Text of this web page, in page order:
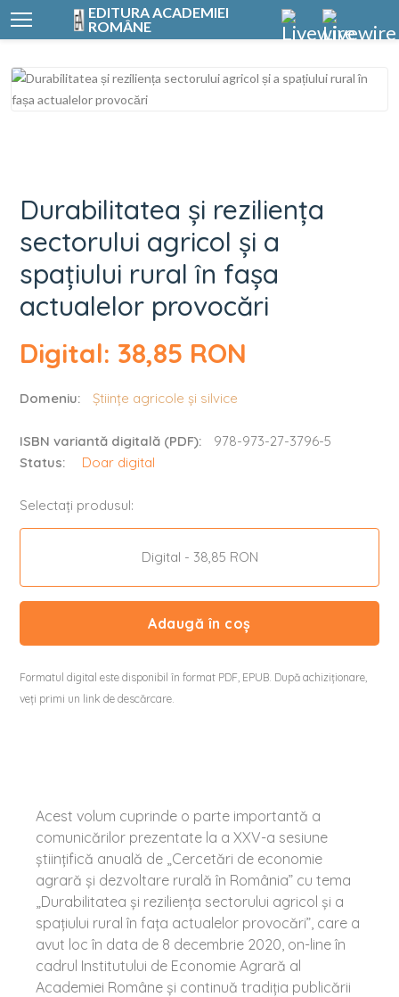
EDITURA ACADEMIEI
ROMÂNE
Durabilitatea și
Durabilitatea și reziliența
sectorului agricol și a
spațiului rural în fașa
actualelor provocări
Digital: 38,85 RON
Domeniu: Științe agricole și silvice
ISBN variantă digitală (PDF):
978-973-27-3796-5
Status:
Doar digital
Selectați produsul:
Digital - 38,85 RON
Adaugă în coș
Formatul digital este disponibil în format PDF, EPUB. După achiziționare,
veți primi un link de descărcare.
Acest volum cuprinde o parte importantă a
comunicărilor prezentate la a XXV-a sesiune
ştiinţifică anuală de „Cercetări de economie
agrară şi dezvoltare rurală în România” cu tema
„Durabilitatea și reziliența sectorului agricol și a
spațiului rural în fața actualelor provocări”, care a
avut loc în data de 8 decembrie 2020, on-line în
cadrul Institutului de Economie Agrară al
Academiei Române și continuă tradiţia publicării